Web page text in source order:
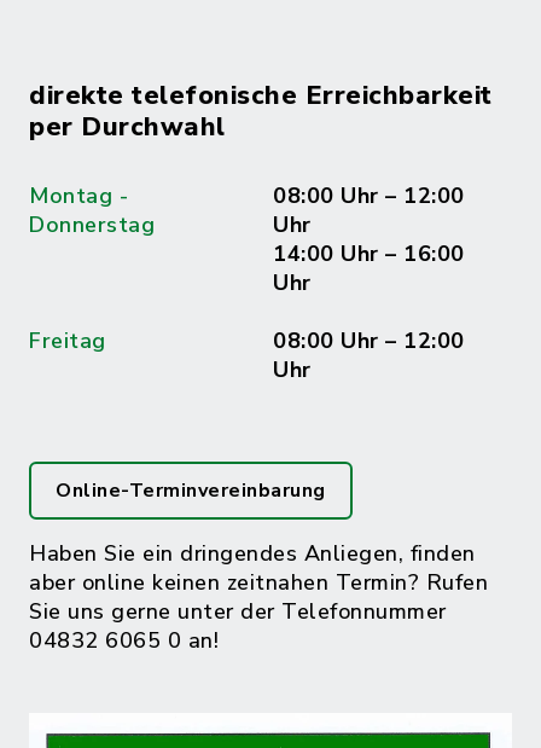
direkte telefonische Erreichbarkeit
per Durchwahl
Montag -
Donnerstag
08:00 Uhr – 12:00
Uhr
14:00 Uhr – 16:00
Uhr
Freitag
08:00 Uhr – 12:00
Uhr
Online-Terminvereinbarung
Haben Sie ein dringendes Anliegen, finden
aber online keinen zeitnahen Termin? Rufen
Sie uns gerne unter der Telefonnummer
04832 6065 0 an!